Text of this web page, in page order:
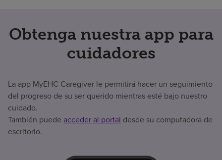
Obtenga nuestra app para
cuidadores
La app MyEHC Caregiver le permitirá hacer un seguimiento
del progreso de su ser querido mientras esté bajo nuestro
cuidado.
También puede acceder al portal desde su computadora de
escritorio.